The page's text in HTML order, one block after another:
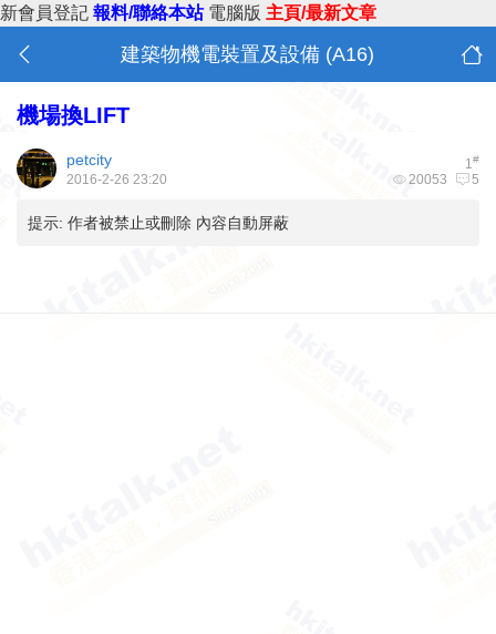
新會員登記 報料/聯絡本站 電腦版 主頁/最新文章
建築物機電裝置及設備 (A16)
機場換LIFT
1#
petcity
20053 5
2016-2-26 23:20
提示: 作者被禁止或刪除 內容自動屏蔽